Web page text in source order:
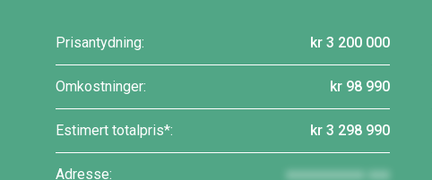
Prisantydning: kr 3 200 000
Omkostninger: kr 98 990
Estimert totalpris*: kr 3 298 990
Adresse: xxxxxxxxxxx xxx